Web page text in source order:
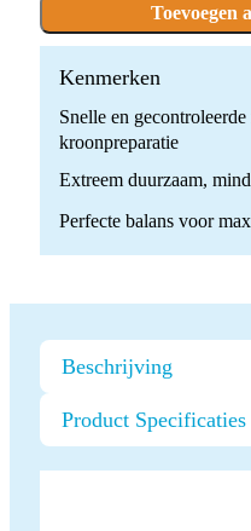
Boren
quantity
Toevoegen
Kenmerken
Snelle en
kroonpreparatie
Extreem duurzaam,
Perfecte balans voor
Beschrijving
Product Specificaties